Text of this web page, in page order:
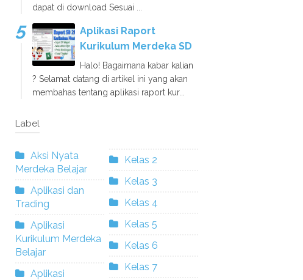
dapat di download Sesuai ...
Aplikasi Raport
Kurikulum Merdeka SD
Halo! Bagaimana kabar kalian
? Selamat datang di artikel ini yang akan
membahas tentang aplikasi raport kur...
Label
Aksi Nyata
Merdeka Belajar
Aplikasi dan
Trading
Aplikasi
Kurikulum Merdeka
Belajar
Aplikasi
Kelas 2
Kelas 3
Kelas 4
Kelas 5
Kelas 6
Kelas 7